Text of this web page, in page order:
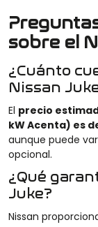
sobre el
¿Cuánto
Nissan
El precio
kW Acenta) es
aunque puede
opcional.
¿Qué
Juke?
Nissan